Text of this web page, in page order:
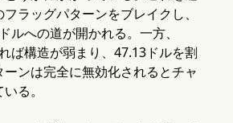
ラッグパターンをブレイクし、
ルへの道が開かれる。一方、
ば構造が弱まり、47.13ドルを割
ーンは完全に無効化されるとチャ
る。